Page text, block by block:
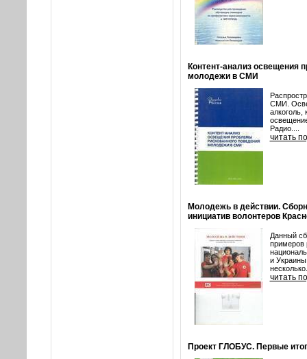
Контент-анализ освещения
молодежи в СМИ
СМИ.
алкоголь,
Радио....
читать
Молодежь в действии.
инициатив волонтеров
Данный
примеров
и
читать
Проект ГЛОБУС. Первые